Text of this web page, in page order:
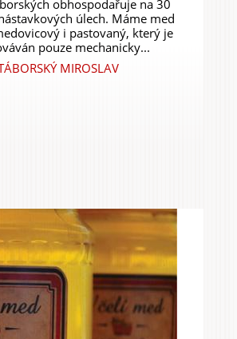
obhospodařuje na 30
úlech. Máme med
i pastovaný, který je
pouze mechanicky...
MIROSLAV